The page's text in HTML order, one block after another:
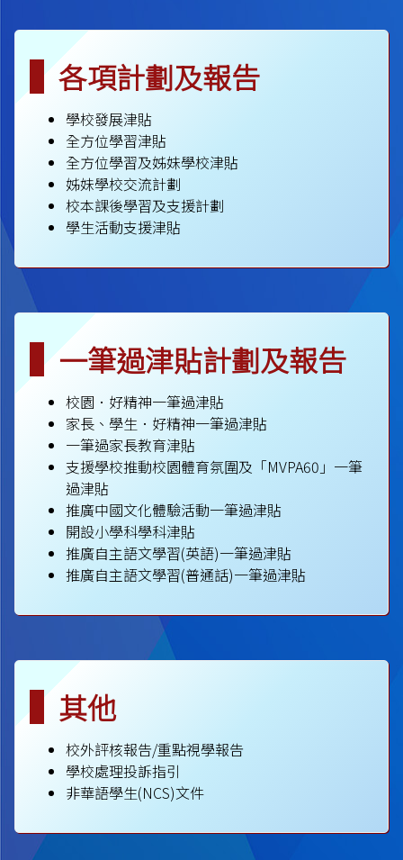
各項計劃及報告
學校發展津貼
全方位學習津貼
全方位學習及姊妹學校津貼
姊妹學校交流計劃
校本課後學習及支援計劃
學生活動支援津貼
一筆過津貼計劃及報告
校園．好精神一筆過津貼
家長、學生．好精神一筆過津貼
一筆過家長教育津貼
支援學校推動校園體育氛圍及「MVPA60」一筆
過津貼
推廣中國文化體驗活動一筆過津貼
開設小學科學科津貼
推廣自主語文學習(英語)一筆過津貼
推廣自主語文學習(普通話)一筆過津貼
其他
校外評核報告/重點視學報告
學校處理投訴指引
非華語學生(NCS)文件